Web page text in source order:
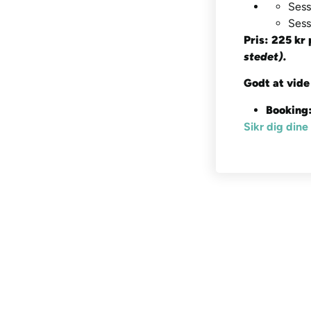
Pris: 225 kr
stedet).
Godt at vide
Sikr dig